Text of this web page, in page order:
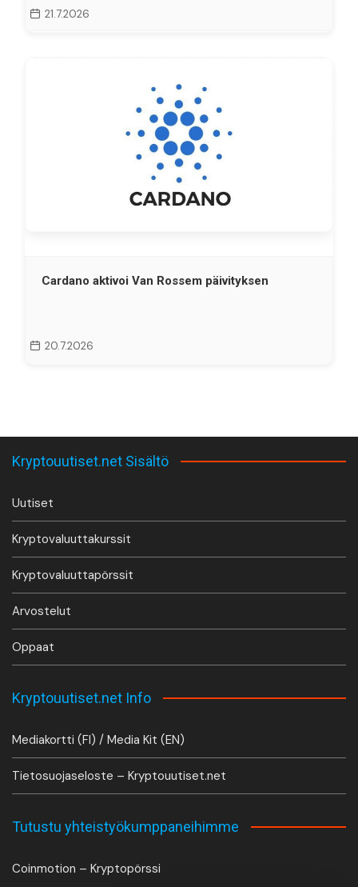
21.7.2026
Cardano aktivoi Van Rossem päivityksen
20.7.2026
Kryptouutiset.net Sisältö
Uutiset
Kryptovaluuttakurssit
Kryptovaluuttapörssit
Arvostelut
Oppaat
Kryptouutiset.net Info
Mediakortti (FI) / Media Kit (EN)
Tietosuojaseloste – Kryptouutiset.net
Tutustu yhteistyökumppaneihimme
Coinmotion – Kryptopörssi